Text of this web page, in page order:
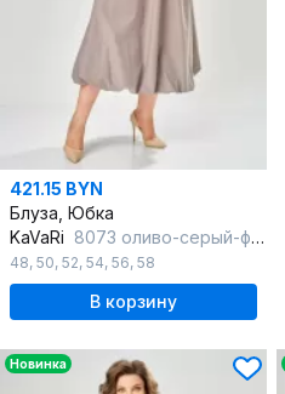
421.15 BYN
Блуза, Юбка
KaVaRi 8073 оливо-серый-фиолетовый
48, 50, 52, 54, 56, 58
В корзину
Новинка